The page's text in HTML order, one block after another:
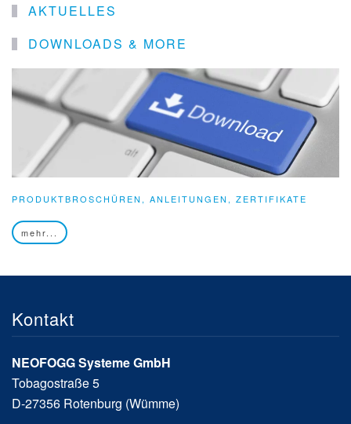
AKTUELLES
DOWNLOADS & MORE
PRODUKTBROSCHÜREN, ANLEITUNGEN, ZERTIFIKATE
mehr...
Kontakt
NEOFOGG Systeme GmbH
Tobagostraße 5
D-27356 Rotenburg (Wümme)